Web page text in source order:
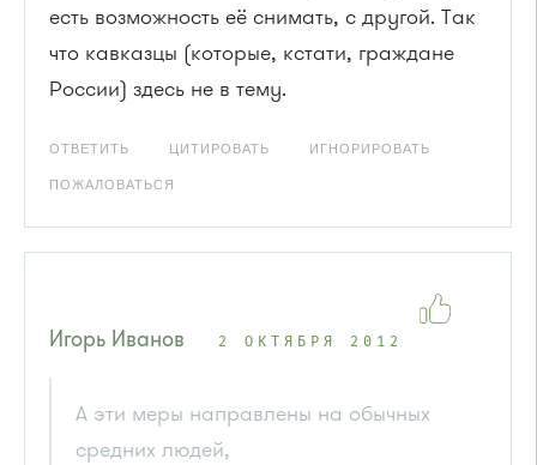
есть возможность её снимать, с другой. Так
что кавказцы (которые, кстати, граждане
России) здесь не в тему.
ОТВЕТИТЬ ЦИТИРОВАТЬ ИГНОРИРОВАТЬ
ПОЖАЛОВАТЬСЯ
Игорь Иванов 2 ОКТЯБРЯ 2012
А эти меры направлены на обычных
средних людей,